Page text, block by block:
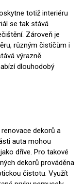
totiž interiéru
se tak stává
Zároveň je
různým čističům i
výrazně
dlouhodobý
dekorů a
auta mohou
dříve. Pro takové
dekorů prováděna
čistotu. Využít